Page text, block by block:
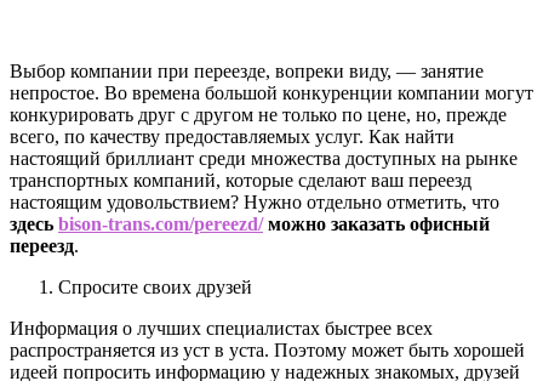
Выбор компании при переезде, вопреки виду, — занятие
непростое. Во времена большой конкуренции компании могут
конкурировать друг с другом не только по цене, но, прежде
всего, по качеству предоставляемых услуг. Как найти
настоящий бриллиант среди множества доступных на рынке
транспортных компаний, которые сделают ваш переезд
настоящим удовольствием? Нужно отдельно отметить, что
здесь bison-trans.com/pereezd/можно заказать офисный
переезд.
Спросите своих друзей
Информация о лучших специалистах быстрее всех
распространяется из уст в уста. Поэтому может быть хорошей
идеей попросить информацию у надежных знакомых, друзей